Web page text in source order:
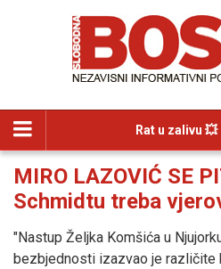
Rat u zalivu 💥
MIRO LAZOVIĆ SE
Schmidtu treba
"Nastup Željka Komšića u
bezbjednosti izazvao je različite